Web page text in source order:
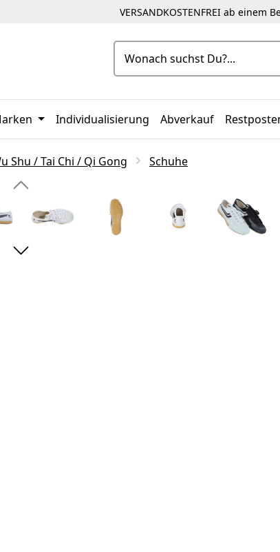
VERSANDKOSTENFREI ab einem
Individualisierung Abverkauf
Shu / Tai Chi / Qi Gong Schuhe